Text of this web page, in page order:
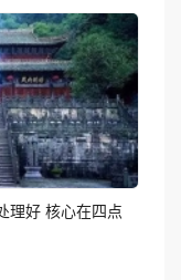
理好 核心在四点